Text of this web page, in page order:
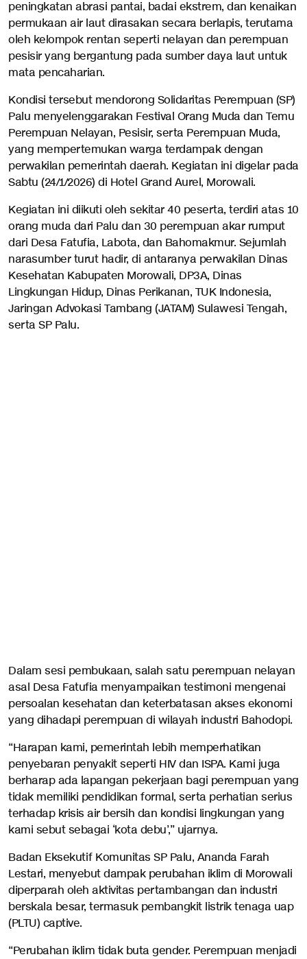
peningkatan abrasi pantai, badai ekstrem, dan kenaikan
permukaan air laut dirasakan secara berlapis, terutama
oleh kelompok rentan seperti nelayan dan perempuan
pesisir yang bergantung pada sumber daya laut untuk
mata pencaharian.
Kondisi tersebut mendorong Solidaritas Perempuan (SP)
Palu menyelenggarakan Festival Orang Muda dan Temu
Perempuan Nelayan, Pesisir, serta Perempuan Muda,
yang mempertemukan warga terdampak dengan
perwakilan pemerintah daerah. Kegiatan ini digelar pada
Sabtu (24/1/2026) di Hotel Grand Aurel, Morowali.
Kegiatan ini diikuti oleh sekitar 40 peserta, terdiri atas 10
orang muda dari Palu dan 30 perempuan akar rumput
dari Desa Fatufia, Labota, dan Bahomakmur. Sejumlah
narasumber turut hadir, di antaranya perwakilan Dinas
Kesehatan Kabupaten Morowali, DP3A, Dinas
Lingkungan Hidup, Dinas Perikanan, TUK Indonesia,
Jaringan Advokasi Tambang (JATAM) Sulawesi Tengah,
serta SP Palu.
Dalam sesi pembukaan, salah satu perempuan nelayan
asal Desa Fatufia menyampaikan testimoni mengenai
persoalan kesehatan dan keterbatasan akses ekonomi
yang dihadapi perempuan di wilayah industri Bahodopi.
“Harapan kami, pemerintah lebih memperhatikan
penyebaran penyakit seperti HIV dan ISPA. Kami juga
berharap ada lapangan pekerjaan bagi perempuan yang
tidak memiliki pendidikan formal, serta perhatian serius
terhadap krisis air bersih dan kondisi lingkungan yang
kami sebut sebagai ‘kota debu’,” ujarnya.
Badan Eksekutif Komunitas SP Palu, Ananda Farah
Lestari, menyebut dampak perubahan iklim di Morowali
diperparah oleh aktivitas pertambangan dan industri
berskala besar, termasuk pembangkit listrik tenaga uap
(PLTU) captive.
“Perubahan iklim tidak buta gender. Perempuan menjadi